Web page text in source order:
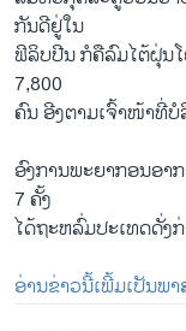
ກັນດີ​ຢູ່​ໃນ​
ຟິລິບ​ປີນ ກໍຄືລົມ​ໄຕ້​ຝຸ່ນ​
7,800
ຄົນ ອີງ​ຕາມ​ເຈົ້າ​ໜ້າ​ທີ່​
ອົງການພະຍາກອນ​ອາ
7 ຄັ້ງ
ໄດ້​ຖະຫລົ່ມ​ປະ​ເທດດັ່ງ
ອ່ານຂ່າວນີ້ເພີ້ມເປັນພ